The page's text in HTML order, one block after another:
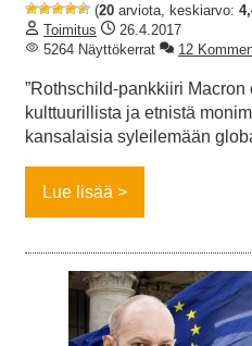
(20 arviota, keskiarvo:
Toimitus
26.4.2017
5264 Näyttökerrat
12
”Rothschild-pankkiiri
kulttuurillista ja etnistä
kansalaisia syleilemään
Lue lisää